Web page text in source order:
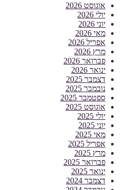
אוגוסט 2026
יולי 2026
יוני 2026
מאי 2026
אפריל 2026
מרץ 2026
פברואר 2026
ינואר 2026
דצמבר 2025
נובמבר 2025
ספטמבר 2025
אוגוסט 2025
יולי 2025
יוני 2025
מאי 2025
אפריל 2025
מרץ 2025
פברואר 2025
ינואר 2025
דצמבר 2024